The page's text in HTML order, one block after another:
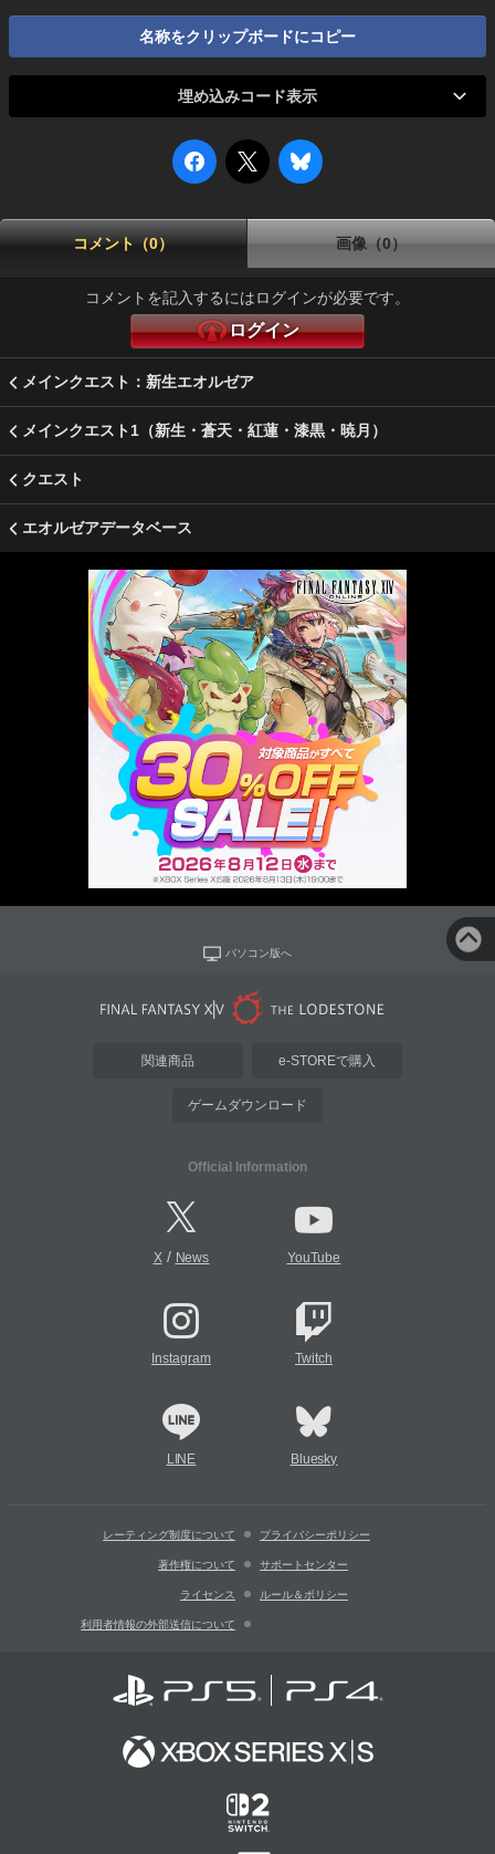
名称をクリップボードにコピー
埋め込みコード表示
コメント（0） 画像（0）
コメントを記入するにはログインが必要です。
ログイン
メインクエスト：新生エオルゼア
メインクエスト1（新生・蒼天・紅蓮・漆黒・暁月）
クエスト
エオルゼアデータベース
パソコン版へ
関連商品 e-STOREで購入
ゲームダウンロード
Official Information
X/ News YouTube
Instagram Twitch
LINE Bluesky
レーティング制度について プライバシーポリシー
著作権について サポートセンター
ライセンス ルール＆ポリシー
利用者情報の外部送信について